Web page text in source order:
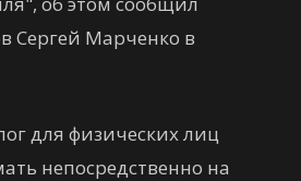
Сергей Марченко в
для физических лиц
непосредственно на